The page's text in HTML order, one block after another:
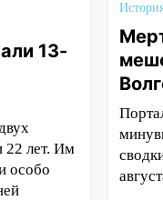
13-
22 лет. Им
особо